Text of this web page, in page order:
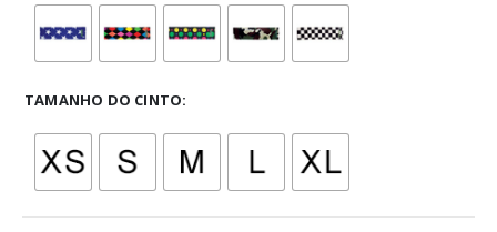
TAMANHO DO CINTO